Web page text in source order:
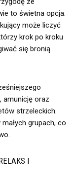
to świetna opcja.
może liczyć
krok po kroku
się bronią
amunicję oraz
strzeleckich.
grupach, co
I